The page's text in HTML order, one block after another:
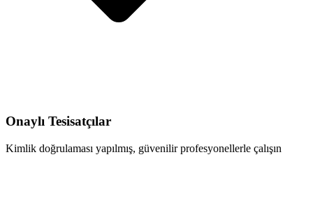
Onaylı Tesisatçılar
Kimlik doğrulaması yapılmış, güvenilir profesyonellerle çalışın